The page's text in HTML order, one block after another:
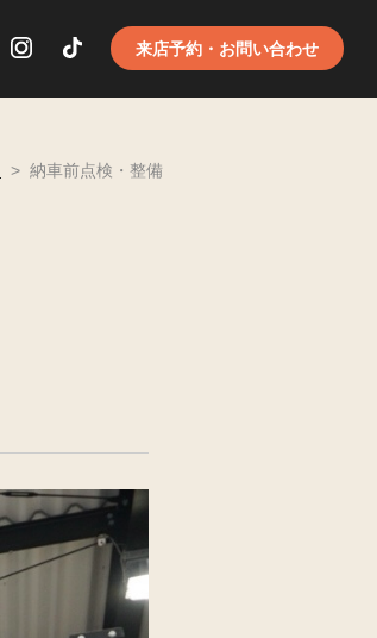
来店予約・お問い合わせ
> 納車前点検・整備